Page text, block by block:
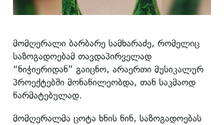
მომღერალი ბარბარე სამხარაძე, რომელიც
საზოგადოებამ თავდაპირველად
“ნიჭიერიდან” გაიცნო, არაერთი მუსიკალურ
პროექტებში მონაწილეობდა, თან საკმაოდ
წარმატებულად.
მომღერალმა ცოტა ხნის წინ, საზოგადოებას